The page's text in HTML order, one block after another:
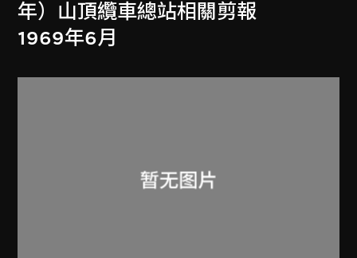
年）山頂纜車總站相關剪報
1969年6月